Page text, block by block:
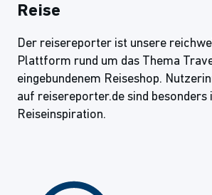
Reise
Der reisereporter ist unsere
Plattform rund um das Thema
eingebundenem Reiseshop.
auf reisereporter.de sind besonders
Reiseinspiration.